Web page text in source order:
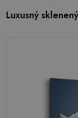
Luxusný